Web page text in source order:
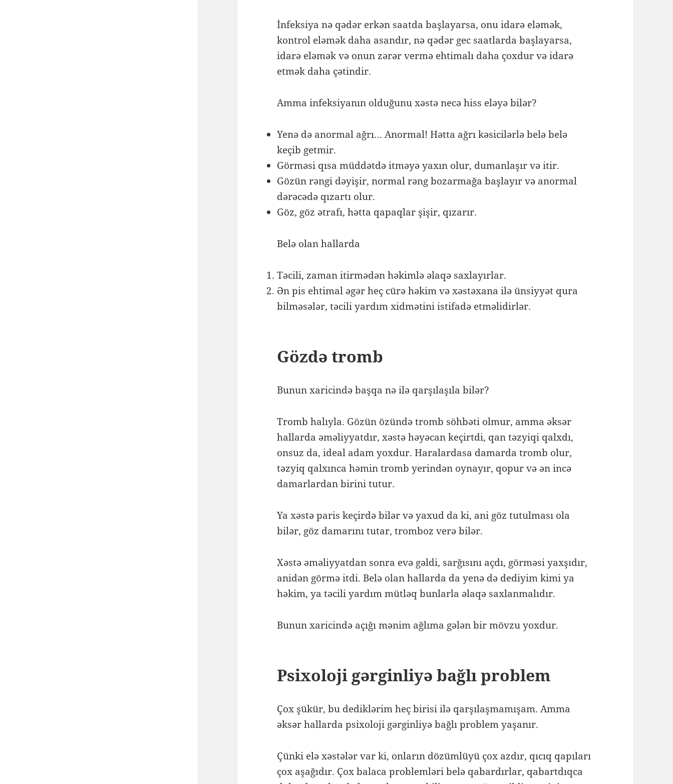
İnfeksiya nə qədər erkən saatda başlayarsa, onu idarə eləmək,
kontrol eləmək daha asandır, nə qədər gec saatlarda başlayarsa,
idarə eləmək və onun zərər vermə ehtimalı daha çoxdur və idarə
etmək daha çətindir.
Amma infeksiyanın olduğunu xəstə necə hiss eləyə bilər?
Yenə də anormal ağrı… Anormal! Hətta ağrı kəsicilərlə belə belə
keçib getmir.
Görməsi qısa müddətdə itməyə yaxın olur, dumanlaşır və itir.
Gözün rəngi dəyişir, normal rəng bozarmağa başlayır və anormal
dərəcədə qızartı olur.
Göz, göz ətrafı, hətta qapaqlar şişir, qızarır.
Belə olan hallarda
Təcili, zaman itirmədən həkimlə əlaqə saxlayırlar.
Ən pis ehtimal əgər heç cürə həkim və xəstəxana ilə ünsiyyət qura
bilməsələr, təcili yardım xidmətini istifadə etməlidirlər.
Gözdə tromb
Bunun xaricində başqa nə ilə qarşılaşıla bilər?
Tromb halıyla. Gözün özündə tromb söhbəti olmur, amma əksər
hallarda əməliyyatdır, xəstə həyəcan keçirtdi, qan təzyiqi qalxdı,
onsuz da, ideal adam yoxdur. Haralardasa damarda tromb olur,
təzyiq qalxınca həmin tromb yerindən oynayır, qopur və ən incə
damarlardan birini tutur.
Ya xəstə paris keçirdə bilər və yaxud da ki, ani göz tutulması ola
bilər, göz damarını tutar, tromboz verə bilər.
Xəstə əməliyyatdan sonra evə gəldi, sarğısını açdı, görməsi yaxşıdır,
anidən görmə itdi. Belə olan hallarda da yenə də dediyim kimi ya
həkim, ya təcili yardım mütləq bunlarla əlaqə saxlanmalıdır.
Bunun xaricində açığı mənim ağlıma gələn bir mövzu yoxdur.
Psixoloji gərginliyə bağlı problem
Çox şükür, bu dediklərim heç birisi ilə qarşılaşmamışam. Amma
əksər hallarda psixoloji gərginliyə bağlı problem yaşanır.
Çünki elə xəstələr var ki, onların dözümlüyü çox azdır, qıcıq qapıları
çox aşağıdır. Çox balaca problemləri belə qabardırlar, qabartdıqca